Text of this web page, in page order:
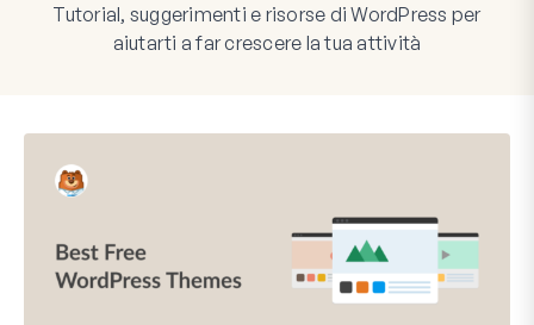
Tutorial, suggerimenti e risorse di WordPress per
aiutarti a far crescere la tua attività